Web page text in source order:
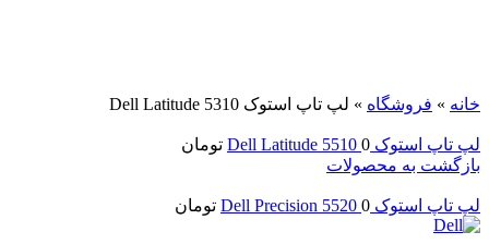
خانه » فروشگاه » لپ تاپ استوک Dell Latitude 5310
لپ تاپ استوک Dell Latitude 5510 0
تومان
بازگشت به محصولات
لپ تاپ استوک Dell Precision 5520 0 تومان